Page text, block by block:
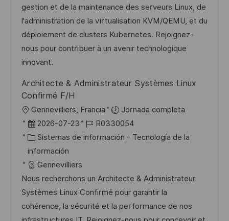
n p
u
b
l
i
a
ó
l
e
o
r
í
a
gestion et de la maintenance des serveurs Linux, de
l'administration de la virtualisation KVM/QEMU, et du
déploiement de clusters Kubernetes. Rejoignez-
nous pour contribuer à un avenir technologique
innovant.
Architecte & Administrateur Systèmes Linux
Confirmé F/H
U
b
a
c
i
ó
Gennevilliers, Francia
Jornada completa
F
e
c
h
a
d
e
2026-07-23
I
D
e
m
p
R0330054
C
a
t
e
g
o
Sistemas de información - Tecnología de la
información
Gennevilliers
Nous recherchons un Architecte & Administrateur
Systèmes Linux Confirmé pour garantir la
cohérence, la sécurité et la performance de nos